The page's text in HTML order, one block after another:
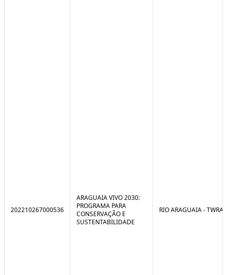
202210267000536
ARAGUAIA VIVO 2030:
PROGRAMA PARA
CONSERVAÇÃO E
SUSTENTABILIDADE
RIO ARAGUAIA - TWRA